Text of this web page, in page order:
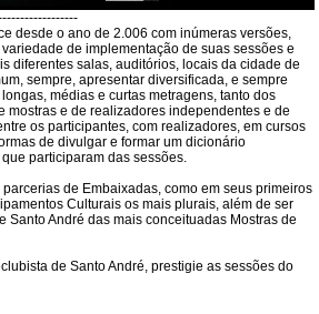
desde o ano de 2.006 com inúmeras versões,
de implementação de suas sessões e
diferentes salas, auditórios, locais da cidade de
sempre, apresentar diversificada, e sempre
médias e curtas metragens, tanto dos
mostras e de realizadores independentes e de
os participantes, com realizadores, em cursos
de divulgar e formar um dicionário
participaram das sessões.
de Embaixadas, como em seus primeiros
Culturais os mais plurais, além de ser
Santo André das mais conceituadas Mostras de
de Santo André, prestigie as sessões do